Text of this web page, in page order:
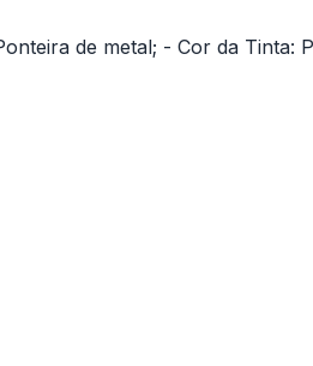
de metal; - Cor da Tinta: